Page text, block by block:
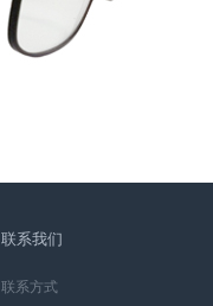
联系我们
联系方式